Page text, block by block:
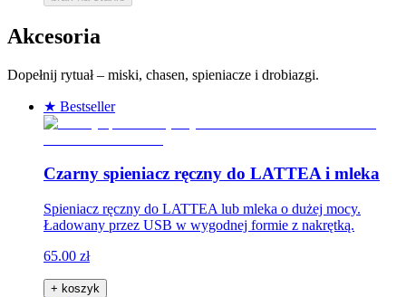
Akcesoria
Dopełnij rytuał – miski, chasen, spieniacze i drobiazgi.
★ Bestseller
Czarny spieniacz ręczny do LATTEA i mleka
Spieniacz ręczny do LATTEA lub mleka o dużej mocy.
Ładowany przez USB w wygodnej formie z nakrętką.
65.00 zł
+ koszyk